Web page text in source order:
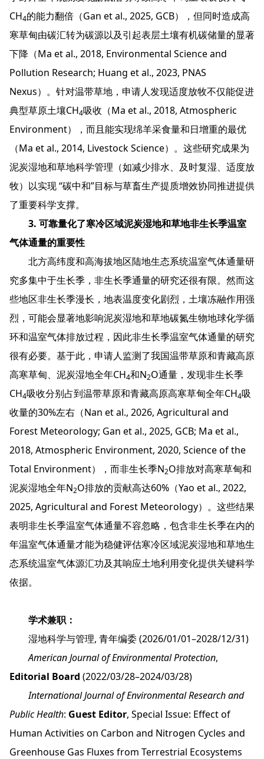
CH4的能力翻倍（Gan et al., 2025, GCB），但同时造成高
寒草甸由碳汇转为碳源以及引起表层土壤有机碳储量的显著
下降（Ma et al., 2018, Environmental Science and
Pollution Research; Huang et al., 2023, PNAS
Nexus）。针对温带草地，申请人发现适度放牧不仅能促进
典型草原土壤CH4吸收（Ma et al., 2018, Atmospheric
Environment），而且能实现绵羊采食量和日增重的最优
（Ma et al., 2014, Livestock Science）。这些研究成果为
泥炭湿地和草地科学管理（如减少排水、及时复湿、适度放
牧）以实现 “碳中和”目标与草畜生产提质增效协同推进提供
了重要科学支撑。
3. 可靠量化了寒冷区域泥炭湿地和草地非生长季温室
气体通量的重要性
北方高纬度和高海拔地区陆地生态系统温室气体通量研
究多集中于生长季，非生长季通量的研究还很有限。然而这
些地区非生长季漫长，地表温度变化剧烈，土壤冻融作用强
烈，可能会显著地影响泥炭湿地和草地碳氮生物地球化学循
环和温室气体排放过程，因此非生长季温室气体通量的研究
很有必要。基于此，申请人监测了我国温带草原和青藏高原
高寒草甸、泥炭湿地全年CH4和N2O通量，发现非生长季
CH4吸收分别占到温带草原和青藏高原高寒草甸全年CH4吸
收量的30%左右（Nan et al., 2026, Agricultural and
Forest Meteorology; Gan et al., 2025, GCB; Ma et al.,
2018, Atmospheric Environment, 2020, Science of the
Total Environment），而非生长季N2O排放对高寒草甸和
泥炭湿地全年N2O排放的贡献高达60%（Yao et al., 2022,
2025, Agricultural and Forest Meteorology）。这些结果
表明非生长季温室气体通量不容忽略，包含非生长季在内的
年温室气体通量才能为稳健评估寒冷区域泥炭湿地和草地生
态系统温室气体源汇功及其响应土地利用变化提供关键科学
依据。
学术兼职：
湿地科学与管理, 青年编委 (2026/01/01–2028/12/31)
American Journal of Environmental Protection,
Editorial Board (2022/03/28–2024/03/28)
International Journal of Environmental Research and
Public Health: Guest Editor, Special Issue: Effect of
Human Activities on Carbon and Nitrogen Cycles and
Greenhouse Gas Fluxes from Terrestrial Ecosystems